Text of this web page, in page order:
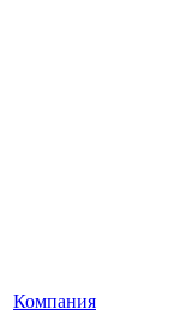
Компания